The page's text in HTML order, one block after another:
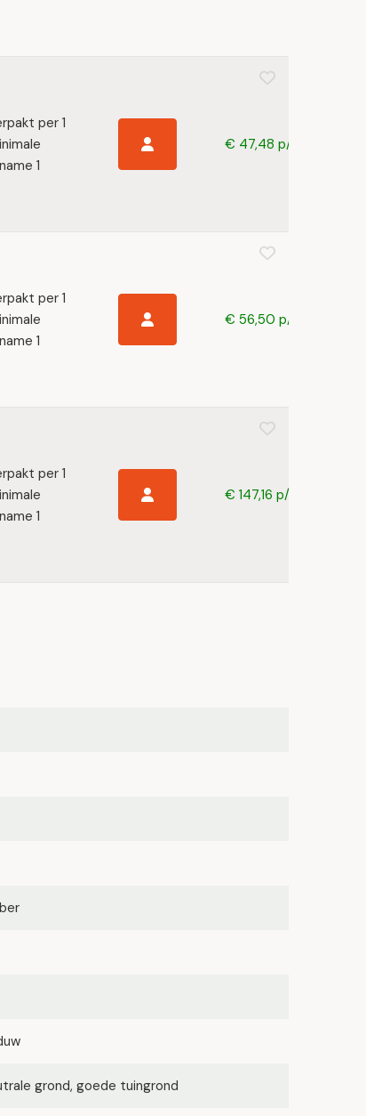
per 1
1
€ 47,48 p/s
per 1
1
€ 56,50 p/s
per 1
1
€ 147,16 p/s
grond, goede tuingrond